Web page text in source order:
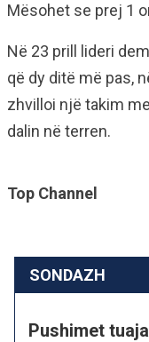
Mësohet se prej 1
Në 23 prill lideri
që dy ditë më pas,
zhvilloi një takim
dalin në terren.
Top Channel
SONDAZH
Pushimet